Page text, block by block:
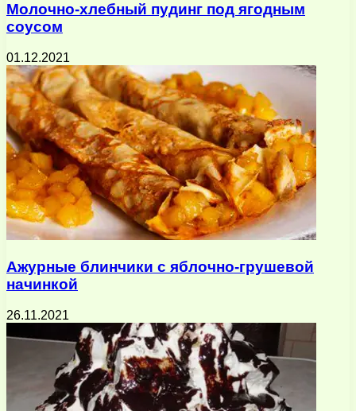
Молочно-хлебный пудинг под ягодным
соусом
01.12.2021
Ажурные блинчики с яблочно-грушевой
начинкой
26.11.2021